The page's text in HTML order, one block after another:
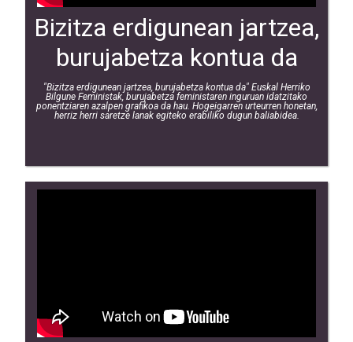
Bizitza erdigunean jartzea,
burujabetza kontua da
"Bizitza erdigunean jartzea, burujabetza kontua da" Euskal Herriko
Bilgune Feministak, burujabetza feministaren inguruan idatzitako
ponentziaren azalpen grafikoa da hau. Hogeigarren urteurren honetan,
herriz herri saretze lanak egiteko erabiliko dugun baliabidea.